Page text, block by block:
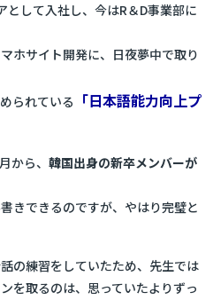
して入社し、今はR＆D事業部に
ホサイト開発に、日夜夢中で取り
られている 「日本語能力向上プ
から、 韓国出身の新卒メンバーが
きできるのですが、やはり完璧と
の練習をしていたため、先生では
を取るのは、思っていたよりずっ